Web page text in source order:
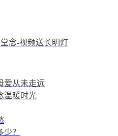
念-视频送长明灯
爱从未走远
温暖时光
？